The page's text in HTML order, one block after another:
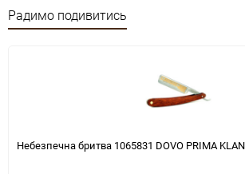
Радимо подивитись
Небезпечна бритва 1065831 DOVO PRIMA